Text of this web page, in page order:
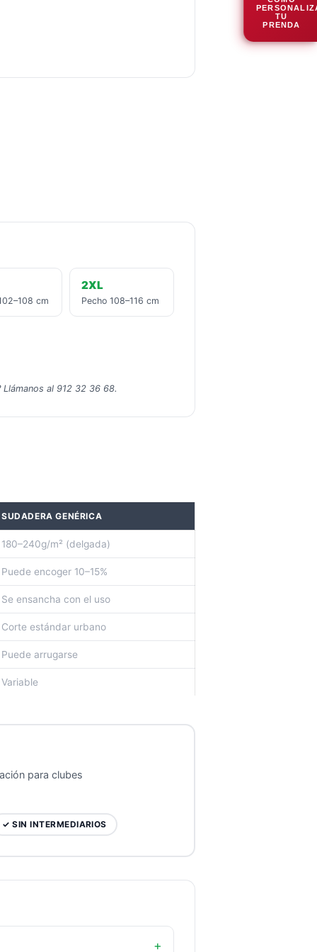
cm
2XL
Pecho 108–116 cm
al 912 32 36 68.
SUDADERA GENÉRICA
180–240g/m² (delgada)
Puede encoger 10–15%
Se ensancha con el uso
Corte estándar urbano
Puede arrugarse
Variable
para clubes
✓ SIN INTERMEDIARIOS
TU
PRENDA